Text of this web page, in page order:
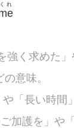
くれ
強く求めた」
意味。
「長い時間
加護を」や